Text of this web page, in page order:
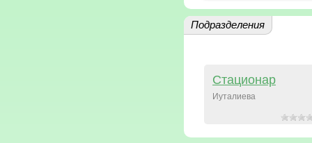
Подразделения
Стационар
Иуталиева